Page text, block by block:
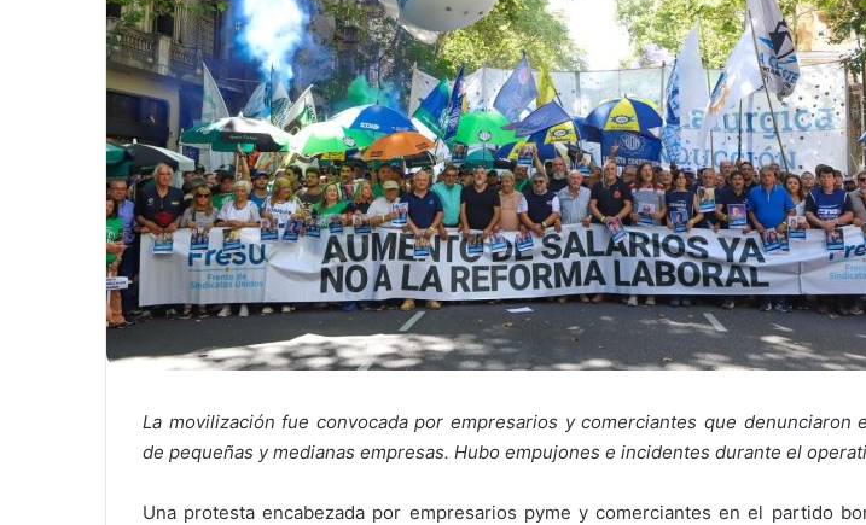
La movilización fue convocada por empresarios y comerciantes que denunciaron
de pequeñas y medianas empresas. Hubo empujones e incidentes durante el
Una protesta encabezada por empresarios pyme y comerciantes en el partido